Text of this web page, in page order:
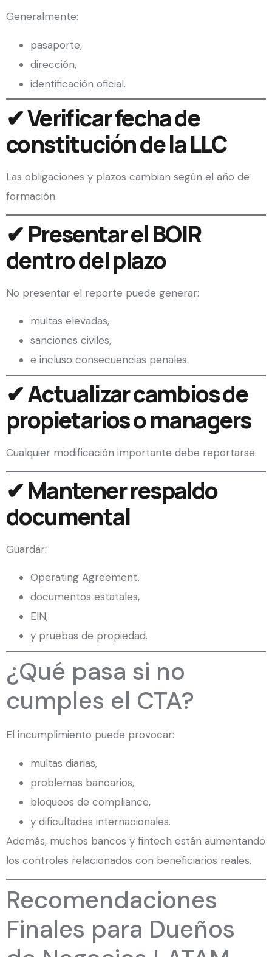
Generalmente:
pasaporte,
dirección,
identificación oficial.
✔ Verificar fecha de
constitución de la LLC
Las obligaciones y plazos cambian según el año de
formación.
✔ Presentar el BOIR
dentro del plazo
No presentar el reporte puede generar:
multas elevadas,
sanciones civiles,
e incluso consecuencias penales.
✔ Actualizar cambios de
propietarios o managers
Cualquier modificación importante debe reportarse.
✔ Mantener respaldo
documental
Guardar:
Operating Agreement,
documentos estatales,
EIN,
y pruebas de propiedad.
¿Qué pasa si no
cumples el CTA?
El incumplimiento puede provocar:
multas diarias,
problemas bancarios,
bloqueos de compliance,
y dificultades internacionales.
Además, muchos bancos y fintech están aumentando
los controles relacionados con beneficiarios reales.
Recomendaciones
Finales para Dueños